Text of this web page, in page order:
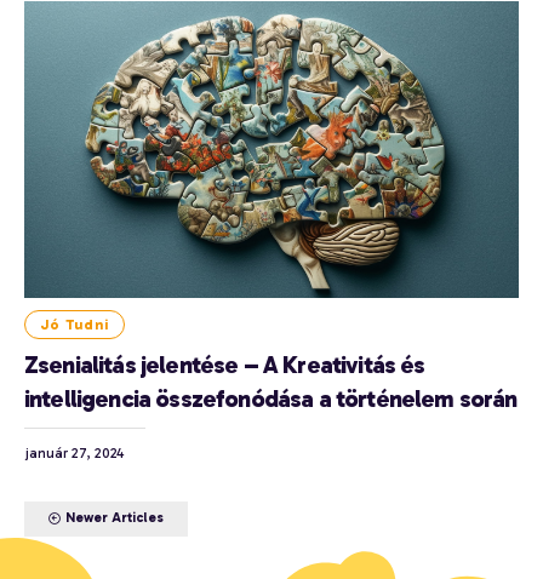
Jó Tudni
Zsenialitás jelentése – A Kreativitás és
intelligencia összefonódása a történelem során
január 27, 2024
Newer Articles